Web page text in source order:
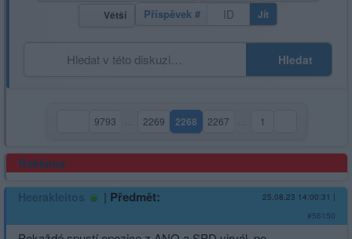
Větší
Příspěvek # Jít
Hledat
9793 2269 2268(aktuální strana)
2267 1
Reklama
Heerakleitos | Předmět: 25.08.23 14:00:31 |
#56150